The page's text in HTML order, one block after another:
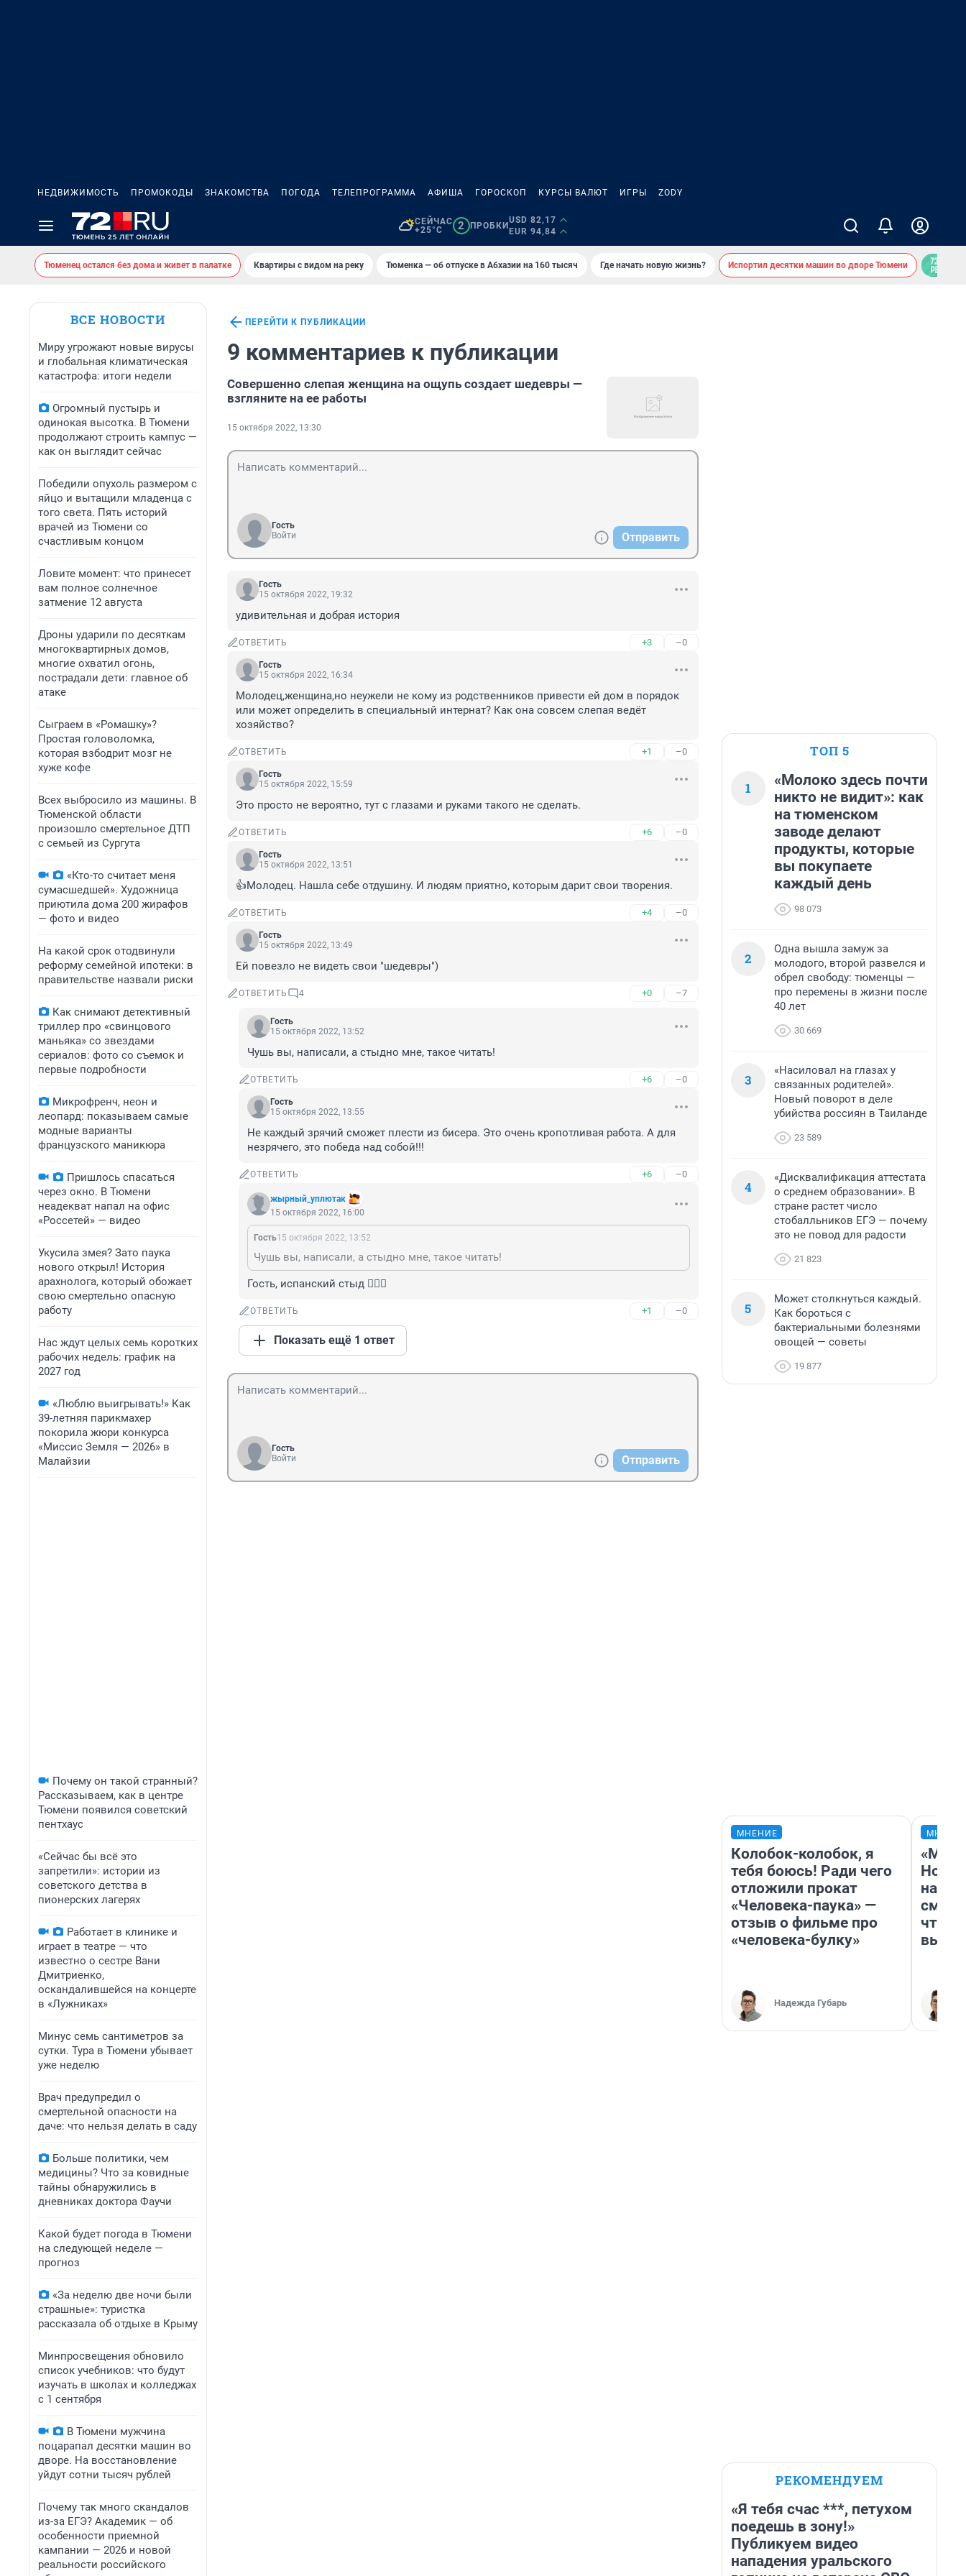
НЕДВИЖИМОСТЬ ПРОМОКОДЫ ЗНАКОМСТВА ПОГОДА ТЕЛЕПРОГРАММА АФИША ГОРОСКОП КУРСЫ ВАЛЮТ ИГРЫ ZODY
СЕЙЧАС
+25°C
2 ПРОБКИ
USD 82,17
EUR 94,84
Тюменец остался без дома и живет в палатке Квартиры с видом на реку Тюменка — об отпуске в Абхазии на 160 тысяч Где начать новую жизнь? Испортил десятки машин во дворе Тюмени
ВСЕ НОВОСТИ
Миру угрожают новые вирусы
и глобальная климатическая
катастрофа: итоги недели
Огромный пустырь и
одинокая высотка. В Тюмени
продолжают строить кампус —
как он выглядит сейчас
Победили опухоль размером с
яйцо и вытащили младенца с
того света. Пять историй
врачей из Тюмени со
счастливым концом
Ловите момент: что принесет
вам полное солнечное
затмение 12 августа
Дроны ударили по десяткам
многоквартирных домов,
многие охватил огонь,
пострадали дети: главное об
атаке
Сыграем в «Ромашку»?
Простая головоломка,
которая взбодрит мозг не
хуже кофе
Всех выбросило из машины. В
Тюменской области
произошло смертельное ДТП
с семьей из Сургута
«Кто-то считает меня
сумасшедшей». Художница
приютила дома 200 жирафов
— фото и видео
На какой срок отодвинули
реформу семейной ипотеки: в
правительстве назвали риски
Как снимают детективный
триллер про «свинцового
маньяка» со звездами
сериалов: фото со съемок и
первые подробности
Микрофренч, неон и
леопард: показываем самые
модные варианты
французского маникюра
Пришлось спасаться
через окно. В Тюмени
неадекват напал на офис
«Россетей» — видео
Укусила змея? Зато паука
нового открыл! История
арахнолога, который обожает
свою смертельно опасную
работу
Нас ждут целых семь коротких
рабочих недель: график на
2027 год
«Люблю выигрывать!» Как
39-летняя парикмахер
покорила жюри конкурса
«Миссис Земля — 2026» в
Малайзии
Почему он такой странный?
Рассказываем, как в центре
Тюмени появился советский
пентхаус
«Сейчас бы всё это
запретили»: истории из
советского детства в
пионерских лагерях
Работает в клинике и
играет в театре — что
известно о сестре Вани
Дмитриенко,
оскандалившейся на концерте
в «Лужниках»
Минус семь сантиметров за
сутки. Тура в Тюмени убывает
уже неделю
Врач предупредил о
смертельной опасности на
даче: что нельзя делать в саду
Больше политики, чем
медицины? Что за ковидные
тайны обнаружились в
дневниках доктора Фаучи
Какой будет погода в Тюмени
на следующей неделе —
прогноз
«За неделю две ночи были
страшные»: туристка
рассказала об отдыхе в Крыму
Минпросвещения обновило
список учебников: что будут
изучать в школах и колледжах
с 1 сентября
В Тюмени мужчина
поцарапал десятки машин во
дворе. На восстановление
уйдут сотни тысяч рублей
Почему так много скандалов
из-за ЕГЭ? Академик — об
особенности приемной
кампании — 2026 и новой
реальности российского
ПЕРЕЙТИ К ПУБЛИКАЦИИ
9 комментариев к публикации
Совершенно слепая женщина на ощупь создает шедевры —
взгляните на ее работы
15 октября 2022, 13:30
Гость
Войти
Отправить
Гость
15 октября 2022, 19:32
удивительная и добрая история
ОТВЕТИТЬ +3 –0
Гость
15 октября 2022, 16:34
Молодец,женщина,но неужели не кому из родственников привести ей дом в порядок
или может определить в специальный интернат? Как она совсем слепая ведёт
хозяйство?
ОТВЕТИТЬ +1 –0
Гость
15 октября 2022, 15:59
Это просто не вероятно, тут с глазами и руками такого не сделать.
ОТВЕТИТЬ +6 –0
Гость
15 октября 2022, 13:51
👍Молодец. Нашла себе отдушину. И людям приятно, которым дарит свои творения.
ОТВЕТИТЬ +4 –0
Гость
15 октября 2022, 13:49
Ей повезло не видеть свои "шедевры")
ОТВЕТИТЬ 4 +0 –7
Гость
15 октября 2022, 13:52
Чушь вы, написали, а стыдно мне, такое читать!
ОТВЕТИТЬ +6 –0
Гость
15 октября 2022, 13:55
Не каждый зрячий сможет плести из бисера. Это очень кропотливая работа. А для
незрячего, это победа над собой!!!
ОТВЕТИТЬ +6 –0
жырный_уплютак
15 октября 2022, 16:00
Гость15 октября 2022, 13:52
Чушь вы, написали, а стыдно мне, такое читать!
Гость, испанский стыд 🤦🏼‍♀️
ОТВЕТИТЬ +1 –0
Показать ещё 1 ответ
Гость
Войти
Отправить
ТОП 5
1
«Молоко здесь почти
никто не видит»: как
на тюменском
заводе делают
продукты, которые
вы покупаете
каждый день
98 073
2
Одна вышла замуж за
молодого, второй развелся и
обрел свободу: тюменцы —
про перемены в жизни после
40 лет
30 669
3
«Насиловал на глазах у
связанных родителей».
Новый поворот в деле
убийства россиян в Таиланде
23 589
4
«Дисквалификация аттестата
о среднем образовании». В
стране растет число
стобалльников ЕГЭ — почему
это не повод для радости
21 823
5
Может столкнуться каждый.
Как бороться с
бактериальными болезнями
овощей — советы
19 877
МНЕНИЕ
Колобок-колобок, я
тебя боюсь! Ради чего
отложили прокат
«Человека-паука» —
отзыв о фильме про
«человека-булку»
Надежда Губарь
«Мы
РЕКОМЕНДУЕМ
«Я тебя счас ***, петухом
поедешь в зону!»
Публикуем видео
нападения уральского